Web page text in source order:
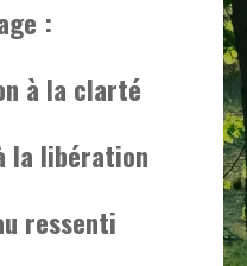
:
à la clarté
la libération
ressenti